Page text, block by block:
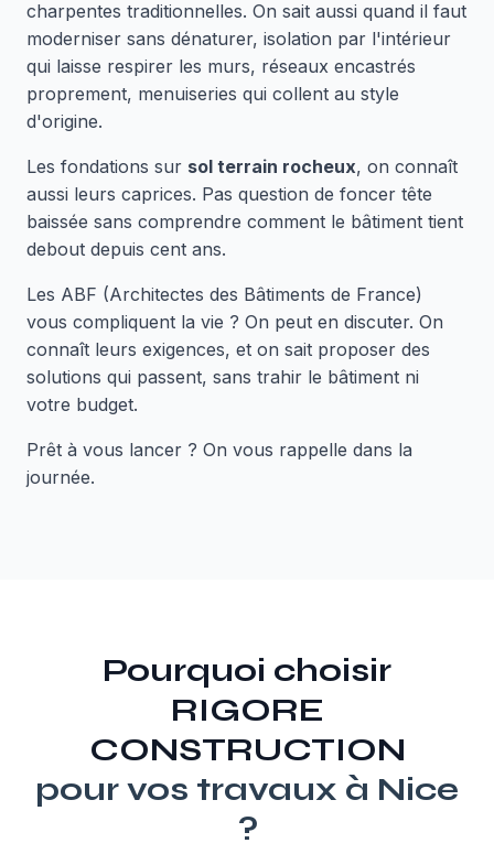
charpentes traditionnelles. On sait aussi quand il faut
moderniser sans dénaturer, isolation par l'intérieur
qui laisse respirer les murs, réseaux encastrés
proprement, menuiseries qui collent au style
d'origine.
Les fondations sur sol terrain rocheux, on connaît
aussi leurs caprices. Pas question de foncer tête
baissée sans comprendre comment le bâtiment tient
debout depuis cent ans.
Les ABF (Architectes des Bâtiments de France)
vous compliquent la vie ? On peut en discuter. On
connaît leurs exigences, et on sait proposer des
solutions qui passent, sans trahir le bâtiment ni
votre budget.
Prêt à vous lancer ? On vous rappelle dans la
journée.
Pourquoi choisir
RIGORE
CONSTRUCTION
pour vos travaux à Nice
?